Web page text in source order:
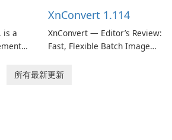
is a
XnConvert 1.114
XnConvert — Editor’s Review:
Fast, Flexible Batch Image
macOS and Linux XnConvert
所有最新更新